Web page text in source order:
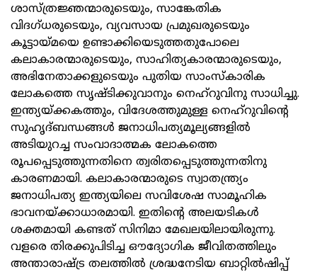
ശാസ്ത്രജ്ഞന്മാരുടെയും, സാങ്കേതിക
വിദഗ്ധരുടെയും, വ്യവസായ പ്രമുഖരുടെയും
കൂട്ടായ്മയെ ഉണ്ടാക്കിയെടുത്തതുപോലെ
കലാകാരന്മാരുടെയും, സാഹിത്യകാരന്മാരുടെയും,
അഭിനേതാക്കളുടെയും പുതിയ സാംസ്‌കാരിക
ലോകത്തെ സൃഷ്ടിക്കുവാനും നെഹ്റുവിനു സാധിച്ചു.
ഇന്ത്യയ്ക്കകത്തും, വിദേശത്തുമുള്ള നെഹ്റുവിന്റെ
സുഹൃദ്ബന്ധങ്ങള്‍ ജനാധിപത്യമൂല്യങ്ങളില്‍
അടിയുറച്ച സംവാദാത്മക ലോകത്തെ
രൂപപ്പെടുത്തുന്നതിനെ ത്വരിതപ്പെടുത്തുന്നതിനു
കാരണമായി. കലാകാരന്മാരുടെ സ്വാതന്ത്ര്യം
ജനാധിപത്യ ഇന്ത്യയിലെ സവിശേഷ സാമൂഹിക
ഭാവനയ്ക്കാധാരമായി. ഇതിന്റെ അലയടികള്‍
ശക്തമായി കണ്ടത് സിനിമാ മേഖലയിലായിരുന്നു.
വളരെ തിരക്കുപിടിച്ച ഔദ്യോഗിക ജീവിതത്തിലും
അന്താരാഷ്ട്ര തലത്തില്‍ ശ്രദ്ധനേടിയ ബാറ്റില്‍ഷിപ്പ്